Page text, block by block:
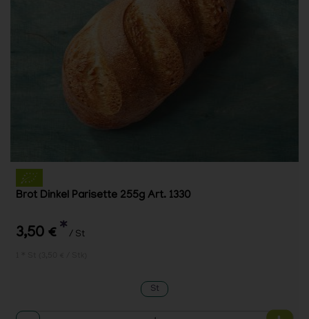
Brot Dinkel Parisette 255g Art. 1330
3,50 € * / St
St